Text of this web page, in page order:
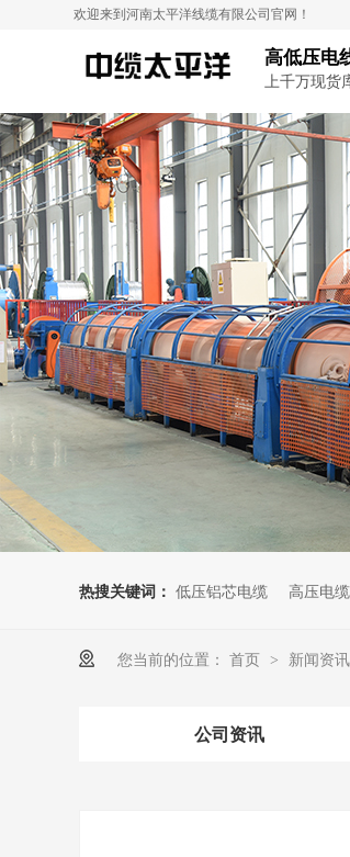
欢迎来到河南太平洋线缆有限公司官网！
高低压电
上千万现货
热搜关键词： 低压铝芯电缆 高压电缆
您当前的位置： 首页 > 新闻资讯
公司资讯